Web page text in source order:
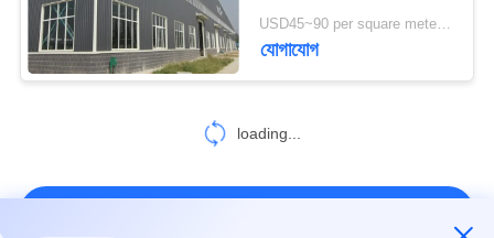
USD45~90 per square meter MOQ:1000 বর্গ মিটার
যোগাযোগ
loading...